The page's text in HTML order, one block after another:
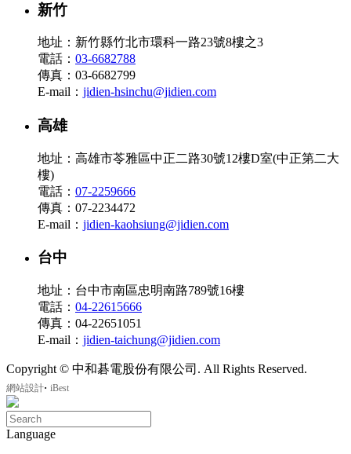
新竹
地址：新竹縣竹北市環科一路23號8樓之3
電話： 03-6682788
傳真：03-6682799
E-mail： jidien-hsinchu@jidien.com
高雄
地址：高雄市苓雅區中正二路30號12樓D室(中正第二大
樓)
電話： 07-2259666
傳真：07-2234472
E-mail： jidien-kaohsiung@jidien.com
台中
地址：台中市南區忠明南路789號16樓
電話： 04-22615666
傳真：04-22651051
E-mail： jidien-taichung@jidien.com
Copyright © 中和碁電股份有限公司. All Rights Reserved.
網站設計‧ iBest
Language